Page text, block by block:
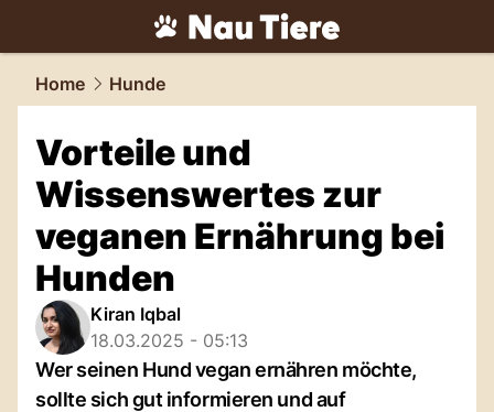
tiere.NAU.ch
Home Hunde
Vorteile und
Wissenswertes zur
veganen Ernährung bei
Hunden
Kiran Iqbal
18.03.2025 - 05:13
Wer seinen Hund vegan ernähren möchte,
sollte sich gut informieren und auf